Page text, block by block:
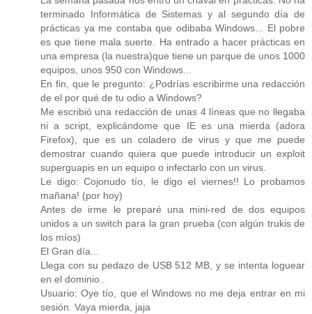
terminado Informática de Sistemas y al segundo día de
prácticas ya me contaba que odibaba Windows... El pobre
es que tiene mala suerte. Ha entrado a hacer prácticas en
una empresa (la nuestra)que tiene un parque de unos 1000
equipos, unos 950 con Windows...
En fin, que le pregunto: ¿Podrías escribirme una redacción
de el por qué de tu odio a Windows?
Me escribió una redacción de unas 4 líneas que no llegaba
ni a script, explicándome que IE es una mierda (adora
Firefox), que es un coladero de virus y que me puede
demostrar cuando quiera que puede introducir un exploit
superguapis en un equipo o infectarlo con un virus.
Le digo: Cojonudo tío, le digo el viernes!! Lo probamos
mañana! (por hoy)
Antes de irme le preparé una mini-red de dos equipos
unidos a un switch para la gran prueba (con algún trukis de
los míos)
El Gran día...
Llega con su pedazo de USB 512 MB, y se intenta loguear
en el dominio..
Usuario: Oye tío, que el Windows no me deja entrar en mi
sesión. Vaya mierda, jaja